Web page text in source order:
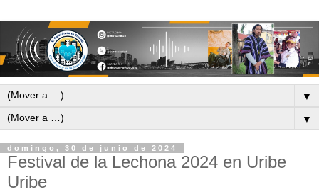
▼
▼
domingo, 30 de junio de 2024
Festival de la Lechona 2024 en Uribe
Uribe